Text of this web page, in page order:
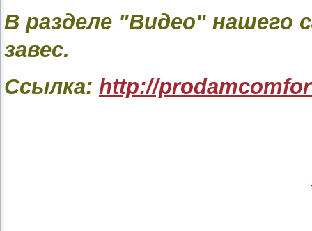
В разделе "Видео"
завес.
Ссылка: http://